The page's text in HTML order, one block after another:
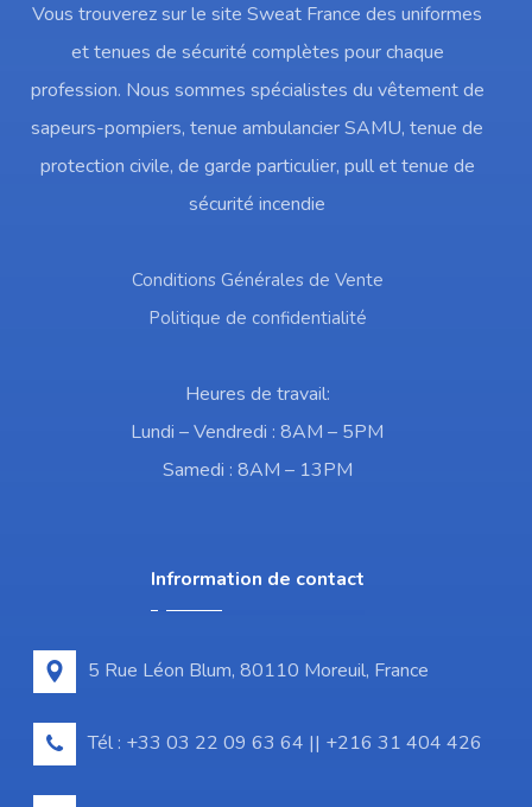
Vous trouverez sur le site Sweat France des uniformes
et tenues de sécurité complètes pour chaque
profession. Nous sommes spécialistes du vêtement de
sapeurs-pompiers, tenue ambulancier SAMU, tenue de
protection civile, de garde particulier, pull et tenue de
sécurité incendie
Conditions Générales de Vente
Politique de confidentialité
Heures de travail:
Lundi – Vendredi : 8AM – 5PM
Samedi : 8AM – 13PM
Infrormation de contact
5 Rue Léon Blum, 80110 Moreuil, France
Tél : +33 03 22 09 63 64 || +216 31 404 426